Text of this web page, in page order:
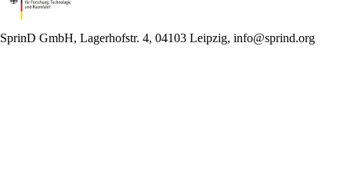
SprinD GmbH, Lagerhofstr. 4, 04103 Leipzig, info@sprind.org